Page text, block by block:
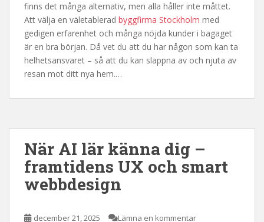
finns det många alternativ, men alla håller inte måttet.
Att välja en väletablerad byggfirma Stockholm med
gedigen erfarenhet och många nöjda kunder i bagaget
är en bra början. Då vet du att du har någon som kan ta
helhetsansvaret – så att du kan slappna av och njuta av
resan mot ditt nya hem.…
När AI lär känna dig –
framtidens UX och smart
webbdesign
december 21, 2025 Lämna en kommentar